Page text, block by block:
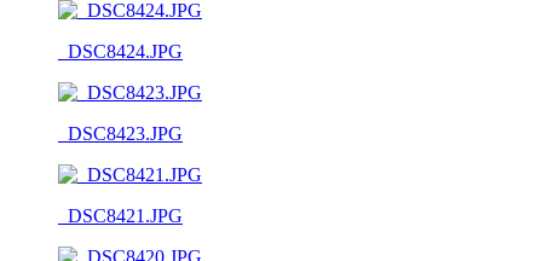
_DSC8424.JPG
_DSC8423.JPG
_DSC8421.JPG